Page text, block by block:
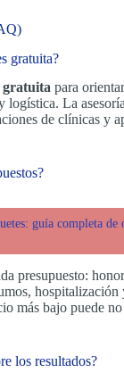
gratuita?
gratuita para
logística. La
de clínicas y
guía completa de
presupuesto:
hospitalización
más bajo puede
los resultados?